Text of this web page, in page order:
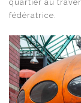
quartier au
fédératrice.